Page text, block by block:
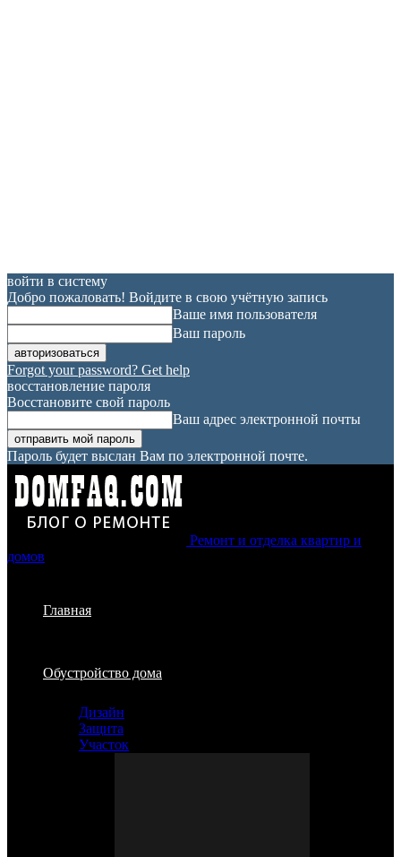
войти в систему
Добро пожаловать! Войдите в свою учётную запись
Ваше имя пользователя
Ваш пароль
Forgot your password? Get help
восстановление пароля
Восстановите свой пароль
Ваш адрес электронной почты
Пароль будет выслан Вам по электронной почте.
Ремонт и отделка квартир и
домов
Главная
Обустройство дома
Дизайн
Защита
Участок